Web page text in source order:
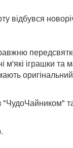
відбувся
м'які іграшки та